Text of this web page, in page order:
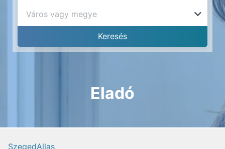
Eladó
SzegedAllas